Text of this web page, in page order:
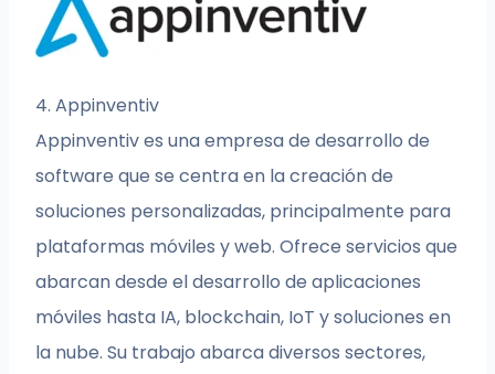
4. Appinventiv
Appinventiv es una empresa de desarrollo de
software que se centra en la creación de
soluciones personalizadas, principalmente para
plataformas móviles y web. Ofrece servicios que
abarcan desde el desarrollo de aplicaciones
móviles hasta IA, blockchain, IoT y soluciones en
la nube. Su trabajo abarca diversos sectores,